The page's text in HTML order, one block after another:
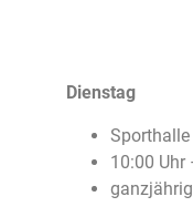
Dienstag
Sporthalle
10:00 Uhr
ganzjährig